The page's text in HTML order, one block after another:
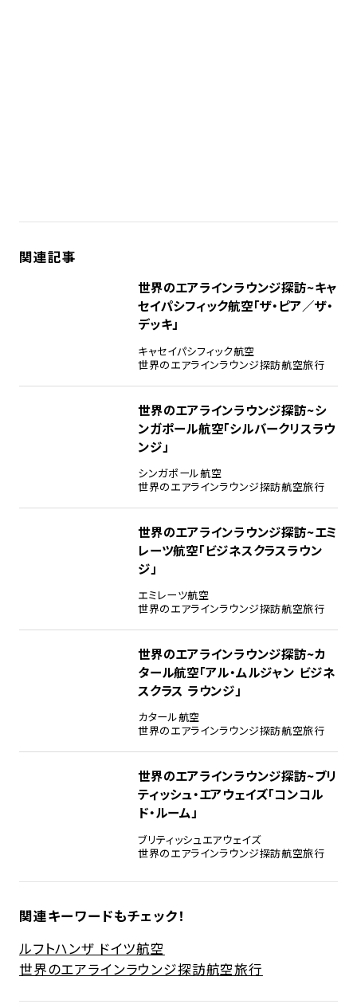
関連記事
世界のエアラインラウンジ探訪~キャ
セイパシフィック航空「ザ・ピア／ザ・
デッキ」
キャセイパシフィック航空
世界のエアラインラウンジ探訪航空旅行
世界のエアラインラウンジ探訪~シ
ンガポール航空「シルバークリスラウ
ンジ」
シンガポール航空
世界のエアラインラウンジ探訪航空旅行
世界のエアラインラウンジ探訪~エミ
レーツ航空「ビジネスクラスラウン
ジ」
エミレーツ航空
世界のエアラインラウンジ探訪航空旅行
世界のエアラインラウンジ探訪~カ
タール航空「アル・ムルジャン ビジネ
スクラス ラウンジ」
カタール航空
世界のエアラインラウンジ探訪航空旅行
世界のエアラインラウンジ探訪~ブリ
ティッシュ・エアウェイズ「コンコル
ド・ルーム」
ブリティッシュエアウェイズ
世界のエアラインラウンジ探訪航空旅行
関連キーワードもチェック！
ルフトハンザ ドイツ航空
世界のエアラインラウンジ探訪航空旅行